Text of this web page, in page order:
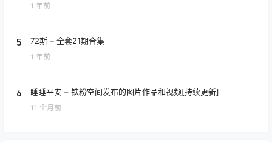
1 年前
5 72斯 – 全套21期合集
1 年前
6 睡睡平安 – 铁粉空间发布的图片作品和视频[持续更新]
11 个月前